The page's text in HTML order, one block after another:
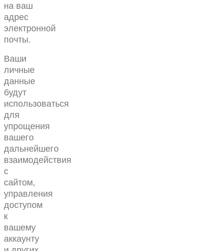
​​на ваш
адрес
электронной
почты.
Ваши
личные
данные
будут
использоваться
для
упрощения
вашего
дальнейшего
взаимодействия
с
сайтом,
управления
доступом
к
вашему
аккаунту